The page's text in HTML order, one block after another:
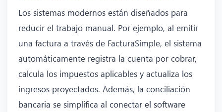
Los sistemas modernos están diseñados para
reducir el trabajo manual. Por ejemplo, al emitir
una factura a través de FacturaSimple, el sistema
automáticamente registra la cuenta por cobrar,
calcula los impuestos aplicables y actualiza los
ingresos proyectados. Además, la conciliación
bancaria se simplifica al conectar el software